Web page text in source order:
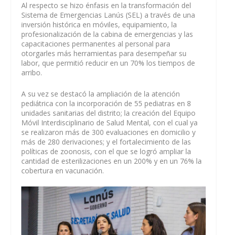
Al respecto se hizo énfasis en la transformación del
Sistema de Emergencias Lanús (SEL) a través de una
inversión histórica en móviles, equipamiento, la
profesionalización de la cabina de emergencias y las
capacitaciones permanentes al personal para
otorgarles más herramientas para desempeñar su
labor, que permitió reducir en un 70% los tiempos de
arribo.
A su vez se destacó la ampliación de la atención
pediátrica con la incorporación de 55 pediatras en 8
unidades sanitarias del distrito; la creación del Equipo
Móvil Interdisciplinario de Salud Mental, con el cual ya
se realizaron más de 300 evaluaciones en domicilio y
más de 280 derivaciones; y el fortalecimiento de las
políticas de zoonosis, con el que se logró ampliar la
cantidad de esterilizaciones en un 200% y en un 76% la
cobertura en vacunación.